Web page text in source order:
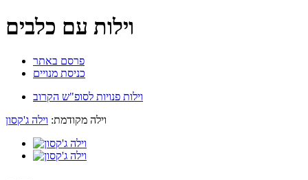
וילות עם כלבים
פרסם באתר
כניסת מנויים
וילות פנויות לסופ"ש הקרוב
וילה מקודמת: וילה ג'קסון